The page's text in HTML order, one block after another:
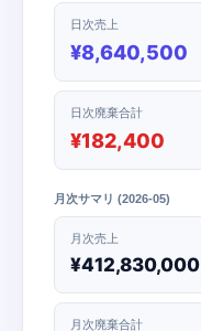
日次売上
¥8,640,500
日次廃棄合計
¥182,400
月次サマリ (2026-05)
月次売上
¥412,830,000
月次廃棄合計